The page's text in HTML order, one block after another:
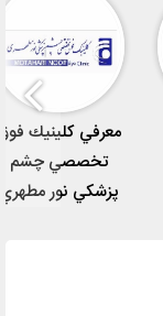
معرفي كلينيك
تخصصي چشم
پزشكي نور